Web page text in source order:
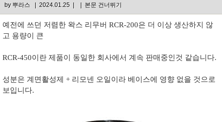
by 뿌라스| 2024.01.25 | | 본문 건너뛰기
예전에 쓰던 저렴한 왁스 리무버 RCR-200은 더 이상 생산하지 않
고 용량이 큰
RCR-450이란 제품이 동일한 회사에서 계속 판매중인것 같습니다.
성분은 계면활성제 + 리모넨 오일이라 베이스에 영향 없을 것으로
보입니다.